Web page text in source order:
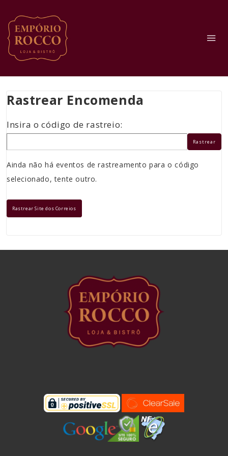
para
Conteúdo
Principal
Menu
Rastrear Encomenda
Insira o código de rastreio:
Rastrear
Ainda não há eventos de rastreamento para o código
selecionado, tente outro.
Rastrear Site dos Correios